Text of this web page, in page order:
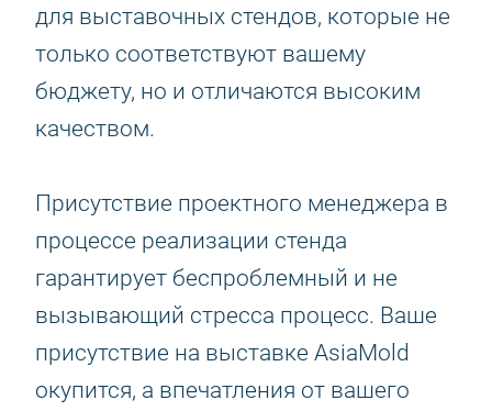
для выставочных стендов, которые не
только соответствуют вашему
бюджету, но и отличаются высоким
качеством.
Присутствие проектного менеджера в
процессе реализации стенда
гарантирует беспроблемный и не
вызывающий стресса процесс. Ваше
присутствие на выставке AsiaMold
окупится, а впечатления от вашего